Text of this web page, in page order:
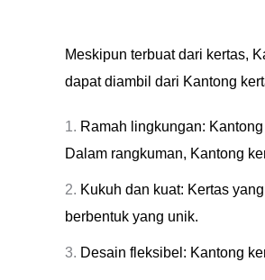
Meskipun terbuat dari kertas,
dapat diambil dari Kantong
Ramah lingkungan:
Dalam rangkuman, Kantong
Kukuh dan kuat: Kertas
berbentuk yang unik.
⁠Desain fleksibel: Kantong